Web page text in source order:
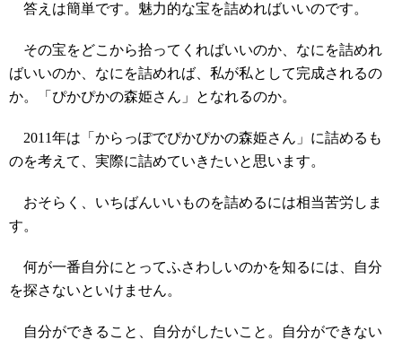
答えは簡単です。魅力的な宝を詰めればいいのです。
その宝をどこから拾ってくればいいのか、なにを詰めれ
ばいいのか、なにを詰めれば、私が私として完成されるの
か。「ぴかぴかの森姫さん」となれるのか。
2011年は「からっぽでぴかぴかの森姫さん」に詰めるも
のを考えて、実際に詰めていきたいと思います。
おそらく、いちばんいいものを詰めるには相当苦労しま
す。
何が一番自分にとってふさわしいのかを知るには、自分
を探さないといけません。
自分ができること、自分がしたいこと。自分ができない